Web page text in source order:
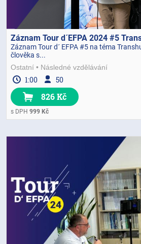
Záznam Tour d´EFPA 2024 #5
Záznam Tour d´ EFPA #5 na téma
člověka s...
Ostatní
Následné vzdělávání
1:00 50
826 Kč
s DPH 999 Kč